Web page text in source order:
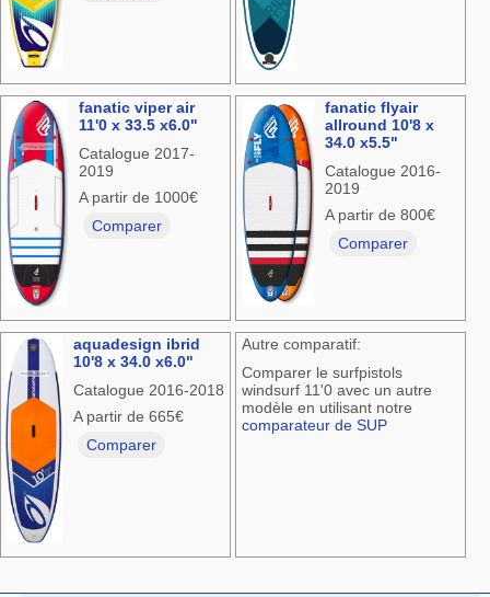
fanatic viper air
11'0 x 33.5 x6.0"
Catalogue 2017-
2019
A partir de 1000€
Comparer
fanatic flyair
allround 10'8 x
34.0 x5.5"
Catalogue 2016-
2019
A partir de 800€
Comparer
aquadesign ibrid
10'8 x 34.0 x6.0"
Catalogue 2016-2018
A partir de 665€
Comparer
Autre comparatif:
Comparer le surfpistols
windsurf 11'0 avec un autre
modèle en utilisant notre
comparateur de SUP